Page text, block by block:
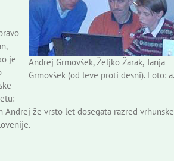
Andrej Grmovšek, Željko Žarak, Tanja
Grmovšek (od leve proti desni). Foto:
je
Andrej že vrsto let dosegata razred